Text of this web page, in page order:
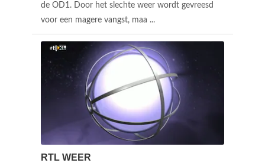
de OD1. Door het slechte weer wordt gevreesd
voor een magere vangst, maa ...
RTL WEER